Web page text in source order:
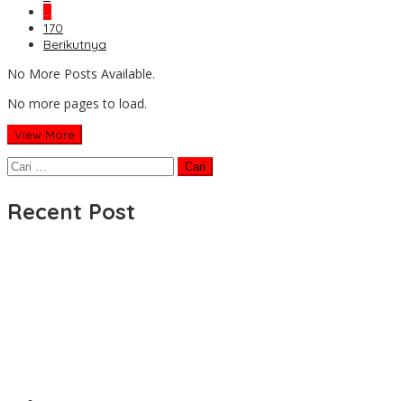
…
170
Berikutnya
No More Posts Available.
No more pages to load.
View More
Cari
untuk:
Recent Post